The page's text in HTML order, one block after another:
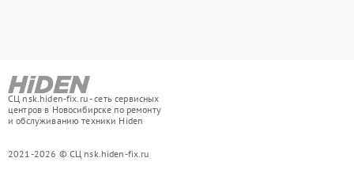
СЦ nsk.hiden-fix.ru - сеть сервисных
центров в Новосибирске по ремонту
и обслуживанию техники Hiden
2021-2026 © СЦ nsk.hiden-fix.ru